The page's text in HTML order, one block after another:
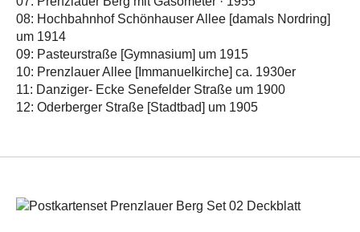
08: Hochbahnhof Schönhauser Allee [damals Nordring]
um 1914
09: Pasteurstraße [Gymnasium] um 1915
10: Prenzlauer Allee [Immanuelkirche] ca. 1930er
11: Danziger- Ecke Senefelder Straße um 1900
12: Oderberger Straße [Stadtbad] um 1905